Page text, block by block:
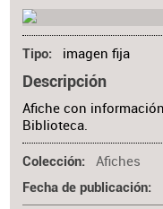
Tipo imagen fija
Descripción
Afiche con
Biblioteca.
Colección Afiches
Fecha de publicación